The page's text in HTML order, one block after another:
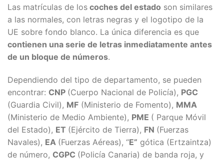
Las matrículas de los coches del estado son similares
a las normales, con letras negras y el logotipo de la
UE sobre fondo blanco. La única diferencia es que
contienen una serie de letras inmediatamente antes
de un bloque de números.
Dependiendo del tipo de departamento, se pueden
encontrar: CNP (Cuerpo Nacional de Policía), PGC
(Guardia Civil), MF (Ministerio de Fomento), MMA
(Ministerio de Medio Ambiente), PME ( Parque Móvil
del Estado), ET (Ejército de Tierra), FN (Fuerzas
Navales), EA (Fuerzas Aéreas), “E” gótica (Ertzaintza)
de número, CGPC (Policía Canaria) de banda roja, y